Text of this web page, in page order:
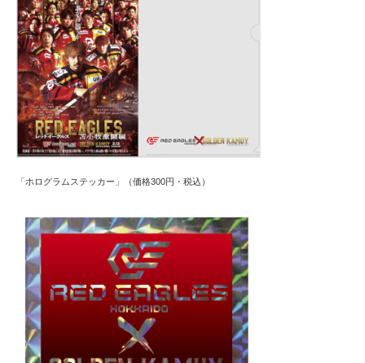
「ホログラムステッカー」（価格300円・税込）